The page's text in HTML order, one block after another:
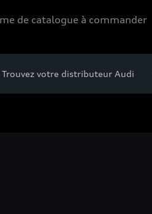
de catalogue à commander
Trouvez votre distributeur Audi